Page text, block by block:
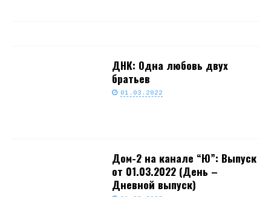
ДНК: Одна любовь двух
братьев
01.03.2022
Дом-2 на канале “Ю”: Выпуск
от 01.03.2022 (День –
Дневной выпуск)